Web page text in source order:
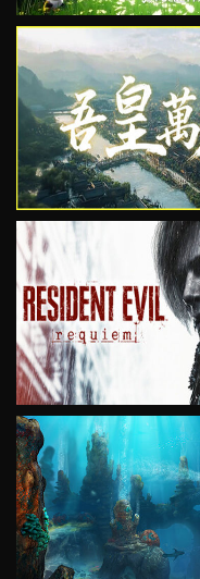
VIEW
VIEW
VIEW